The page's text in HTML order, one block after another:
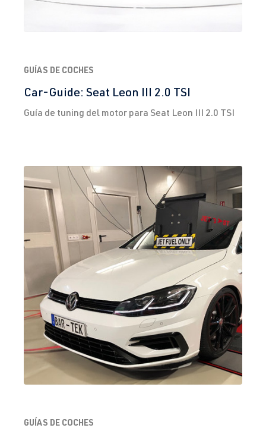
GUÍAS DE COCHES
Car-Guide: Seat Leon III 2.0 TSI
Guía de tuning del motor para Seat Leon III 2.0 TSI
GUÍAS DE COCHES